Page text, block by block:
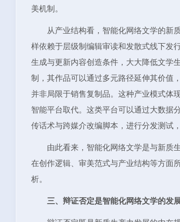
美机制。
从产业结构看，智能化网络文学的新
样依赖于层级制编辑审读和发散式线下
生成与更新内容创造条件，大大降低文学
制，其作品可以通过多元路径延伸其价值
并非局限于销售复制品。这种产业模式体
智能平台取代。这类平台可以通过大数据
传话术与跨媒介改编脚本，进行分发测试
由此看来，智能化网络文学是与新质
在创作逻辑、审美范式与产业结构等方面
析。
三、辩证否定是智能化网络文学的发